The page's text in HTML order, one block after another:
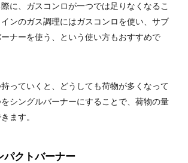
に、ガスコンロが一つでは足りなくなるこ
ンのガス調理にはガスコンロを使い、サブ
ナーを使う、という使い方もおすすめで
っていくと、どうしても荷物が多くなって
シングルバーナーにすることで、荷物の量
ます。
パクトバーナー